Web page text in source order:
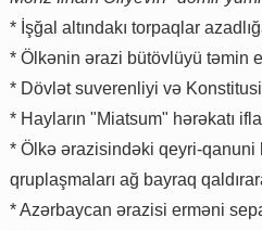
* İşğal altındakı torpaqlar
* Ölkənin ərazi bütövlüyü təmin
* Dövlət suverenliyi və
* Hayların "Miatsum" hərəkatı
* Ölkə ərazisindəki qeyri-qanuni
qruplaşmaları ağ bayraq
* Azərbaycan ərazisi erməni